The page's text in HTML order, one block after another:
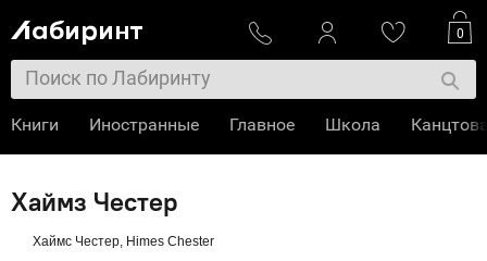
Хаймз Честер
Хаймс Честер, Himes Chester
0
Книги Иностранные Главное Школа